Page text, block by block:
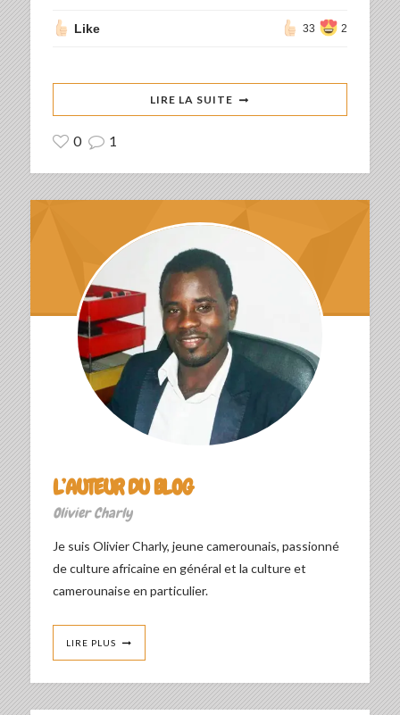
Like 33 2
LIRE LA SUITE
0 1
L’AUTEUR DU BLOG
Olivier Charly
Je suis Olivier Charly, jeune camerounais, passionné
de culture africaine en général et la culture et
camerounaise en particulier.
LIRE PLUS